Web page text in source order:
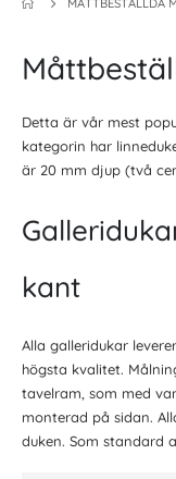
Detta är vår mest
kategorin har
är 20 mm djup (två
kant
Alla galleridukar
högsta kvalitet.
tavelram, som med
monterad på sidan.
duken. Som standard